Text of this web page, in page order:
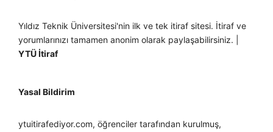
Yıldız Teknik Üniversitesi'nin ilk ve tek itiraf sitesi. İtiraf ve
yorumlarınızı tamamen anonim olarak paylaşabilirsiniz. |
YTÜ İtiraf
Yasal Bildirim
ytuitirafediyor.com, öğrenciler tarafından kurulmuş,